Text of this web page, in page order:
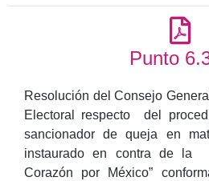
Punto
Resolución del Consejo
Electoral respecto del
sancionador de queja en
instaurado en contra de la
Corazón por México”